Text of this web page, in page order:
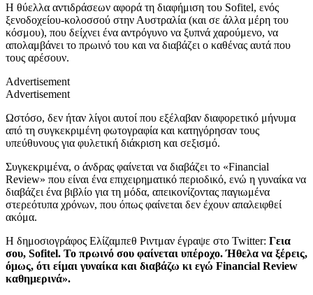
Η θύελλα αντιδράσεων αφορά τη διαφήμιση του Sofitel, ενός
ξενοδοχείου-κολοσσού στην Αυστραλία (και σε άλλα μέρη του
κόσμου), που δείχνει ένα αντρόγυνο να ξυπνά χαρούμενο, να
απολαμβάνει το πρωινό του και να διαβάζει ο καθένας αυτά που
τους αρέσουν.
Advertisement
Advertisement
Ωστόσο, δεν ήταν λίγοι αυτοί που εξέλαβαν διαφορετικό μήνυμα
από τη συγκεκριμένη φωτογραφία και κατηγόρησαν τους
υπεύθυνους για φυλετική διάκριση και σεξισμό.
Συγκεκριμένα, ο άνδρας φαίνεται να διαβάζει το «Financial
Review» που είναι ένα επιχειρηματικό περιοδικό, ενώ η γυναίκα να
διαβάζει ένα βιβλίο για τη μόδα, απεικονίζοντας παγιωμένα
στερεότυπα χρόνων, που όπως φαίνεται δεν έχουν απαλειφθεί
ακόμα.
Η δημοσιογράφος Ελίζαμπεθ Ριντμαν έγραψε στο Twitter: Γεια
σου, Sofitel. To πρωινό σου φαίνεται υπέροχο. Ήθελα να ξέρεις,
όμως, ότι είμαι γυναίκα και διαβάζω κι εγώ Financial Review
καθημερινά».